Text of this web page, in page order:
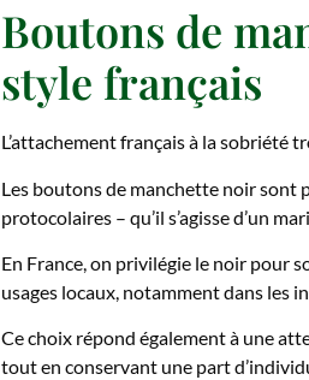
Boutons de
style français
L’attachement français à la sobriété
Les boutons de manchette noir sont
protocolaires – qu’il s’agisse d’un
En France, on privilégie le noir pour
usages locaux, notamment dans les
Ce choix répond également à une
tout en conservant une part